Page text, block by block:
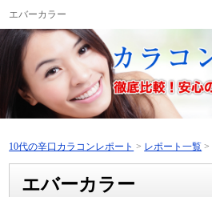
エバーカラー
10代の辛口カラコンレポート > レポート一覧 >
エバーカラー